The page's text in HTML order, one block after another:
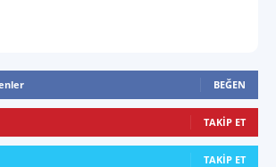
BEĞEN
TAKIP ET
TAKIP ET